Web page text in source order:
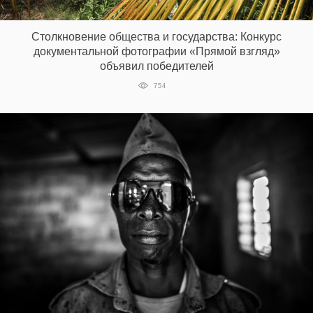
Столкновение общества и государства: Конкурс
документальной фотографии «Прямой взгляд»
объявил победителей
754